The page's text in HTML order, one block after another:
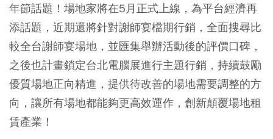
年節話題！場地家將在5月正式上線，為平台經濟再
添話題，近期還將針對謝師宴檔期行銷，全面搜尋比
較全台謝師宴場地，並匯集舉辦活動後的評價口碑，
之後也計畫鎖定台北電腦展進行主題行銷，持續鼓勵
優質場地正向精進，提供待改善的場地需要調整的方
向，讓所有場地都能夠更高效運作，創新顛覆場地租
賃產業！